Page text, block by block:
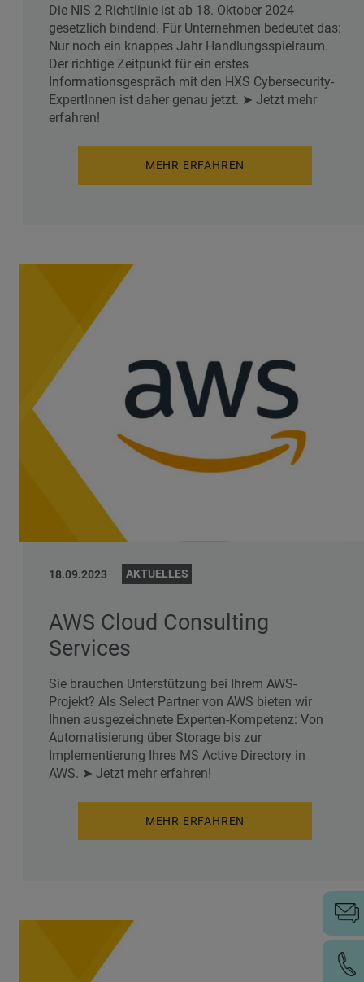
Die NIS 2 Richtlinie ist ab 18. Oktober 2024
gesetzlich bindend. Für Unternehmen bedeutet das:
Nur noch ein knappes Jahr Handlungsspielraum.
Der richtige Zeitpunkt für ein erstes
Informationsgespräch mit den HXS Cybersecurity-
ExpertInnen ist daher genau jetzt. ➤ Jetzt mehr
erfahren!
MEHR ERFAHREN
18.09.2023 AKTUELLES
AWS Cloud Consulting
Services
Sie brauchen Unterstützung bei Ihrem AWS-
Projekt? Als Select Partner von AWS bieten wir
Ihnen ausgezeichnete Experten-Kompetenz: Von
Automatisierung über Storage bis zur
Implementierung Ihres MS Active Directory in
AWS. ➤ Jetzt mehr erfahren!
MEHR ERFAHREN